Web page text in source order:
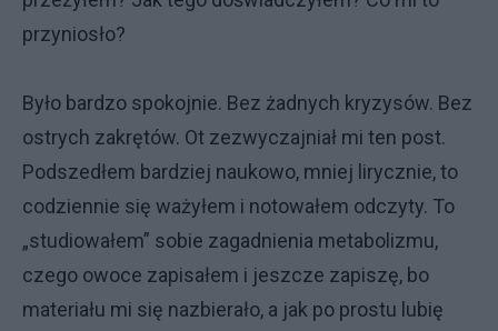
przyniosło?
Było bardzo spokojnie. Bez żadnych kryzysów. Bez
ostrych zakrętów. Ot zezwyczajniał mi ten post.
Podszedłem bardziej naukowo, mniej lirycznie, to
codziennie się ważyłem i notowałem odczyty. To
„studiowałem” sobie zagadnienia metabolizmu,
czego owoce zapisałem i jeszcze zapiszę, bo
materiału mi się nazbierało, a jak po prostu lubię